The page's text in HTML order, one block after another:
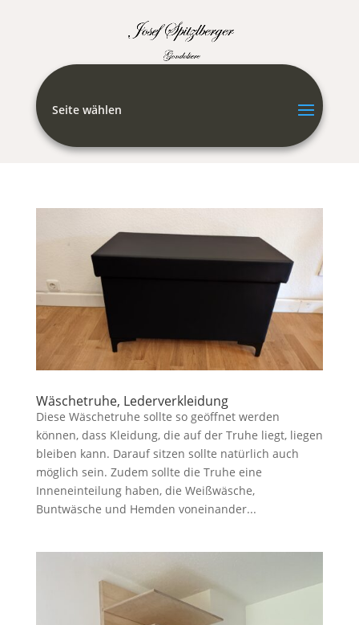
Seite wählen
Wäschetruhe, Lederverkleidung
Diese Wäschetruhe sollte so geöffnet werden
können, dass Kleidung, die auf der Truhe liegt, liegen
bleiben kann. Darauf sitzen sollte natürlich auch
möglich sein. Zudem sollte die Truhe eine
Inneneinteilung haben, die Weißwäsche,
Buntwäsche und Hemden voneinander...